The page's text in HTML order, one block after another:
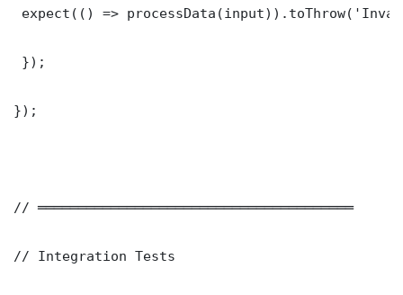
expect(() =>
});
});
// ═══════════════════════════════════════
// Integration Tests